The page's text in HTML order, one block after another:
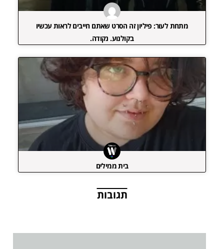
מתחת לעור: פיליון זה הסרט שאתם חייבים לראות עכשיו
בקולנוע. נקודה.
בית ממילים
תגובות